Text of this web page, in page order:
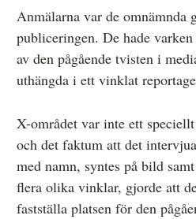
Anmälarna var de omnämnda
publiceringen. De hade
av den pågående tvisten i
uthängda i ett vinklat
X-området var inte ett
och det faktum att det
med namn, syntes på bild
flera olika vinklar, gjorde att
fastställa platsen för den